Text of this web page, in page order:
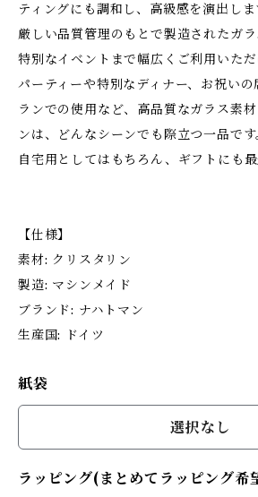
ティングにも調和し、高級感を演出しま
厳しい品質管理のもとで製造されたガ
特別なイベントまで幅広くご利用いただ
パーティーや特別なディナー、お祝いの
ランでの使用など、高品質なガラス素
ンは、どんなシーンでも際立つ一品です
自宅用としてはもちろん、ギフトにも最
【仕様】
素材: クリスタリン
製造: マシンメイド
ブランド: ナハトマン
生産国: ドイツ
紙袋
選択なし
ラッピング(まとめてラッピング希